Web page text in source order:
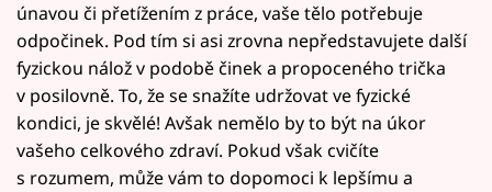
únavou či přetížením z práce, vaše tělo potřebuje
odpočinek. Pod tím si asi zrovna nepředstavujete další
fyzickou nálož v podobě činek a propoceného trička
v posilovně. To, že se snažíte udržovat ve fyzické
kondici, je skvělé! Avšak nemělo by to být na úkor
vašeho celkového zdraví. Pokud však cvičíte
s rozumem, může vám to dopomoci k lepšímu a